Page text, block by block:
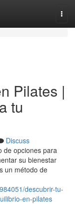
Pilates |
tu
Discuss
de opciones para
su bienestar
un método de
descubrir-tu-
en-pilates